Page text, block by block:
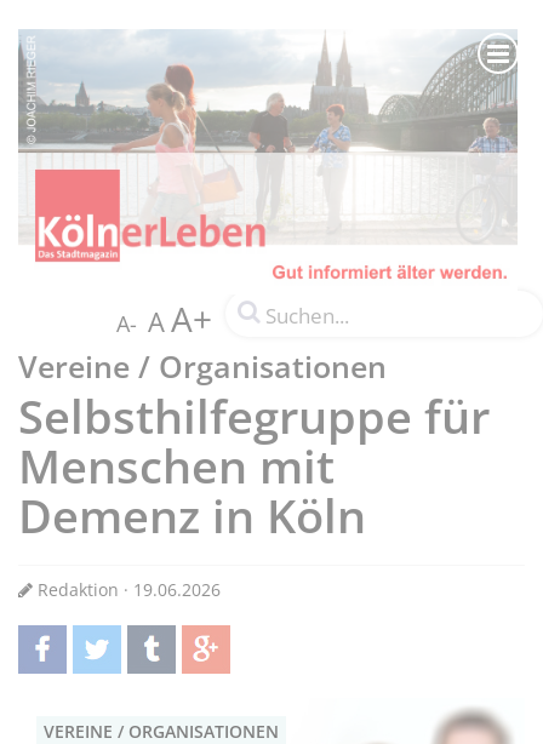
A- AA+
Vereine / Organisationen
Selbsthilfegruppe für
Menschen mit
Demenz in Köln
Redaktion · 19.06.2026
VEREINE / ORGANISATIONEN